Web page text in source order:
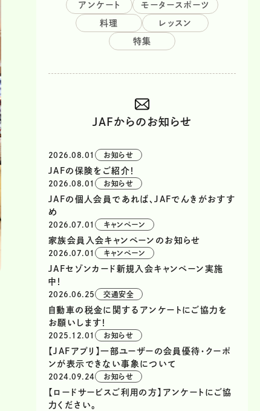
アンケート モータースポーツ
料理 レッスン
特集
JAFからのお知らせ
2026.08.01 お知らせ
JAFの保険をご紹介！
2026.08.01 お知らせ
JAFの個人会員であれば、JAFでんきがおすす
め
2026.07.01 キャンペーン
家族会員入会キャンペーンのお知らせ
2026.07.01 キャンペーン
JAFセゾンカード新規入会キャンペーン実施
中！
2026.06.25 交通安全
自動車の税金に関するアンケートにご協力を
お願いします！
2025.12.01 お知らせ
【JAFアプリ】一部ユーザーの会員優待・クーポ
ンが表示できない事象について
2024.09.24 お知らせ
【ロードサービスご利用の方】アンケートにご協
力ください。